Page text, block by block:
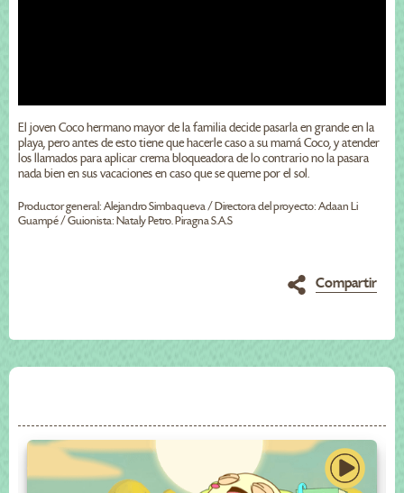
El joven Coco hermano mayor de la familia decide pasarla en grande en la
playa, pero antes de esto tiene que hacerle caso a su mamá Coco, y atender
los llamados para aplicar crema bloqueadora de lo contrario no la pasara
nada bien en sus vacaciones en caso que se queme por el sol.
Productor general: Alejandro Simbaqueva / Directora del proyecto: Adaan Li
Guampé / Guionista: Nataly Petro. Piragna S.A.S
Compartir